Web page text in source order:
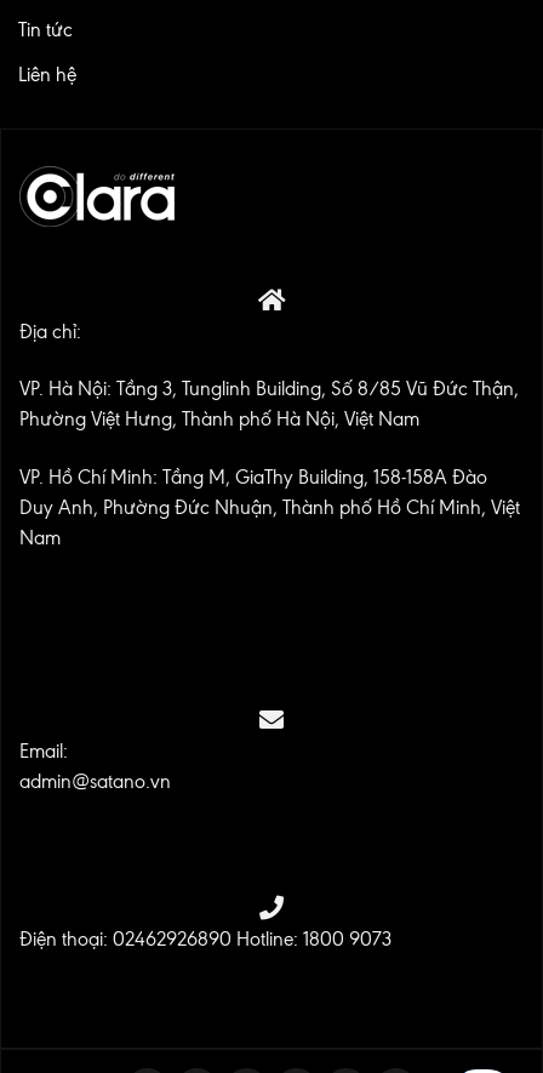
Tin tức
Liên hệ
Địa chỉ:
VP. Hà Nội: Tầng 3, Tunglinh Building, Số 8/85 Vũ Đức Thận,
Phường Việt Hưng, Thành phố Hà Nội, Việt Nam
VP. Hồ Chí Minh: Tầng M, GiaThy Building, 158-158A Đào
Duy Anh, Phường Đức Nhuận, Thành phố Hồ Chí Minh, Việt
Nam
Email:
admin@satano.vn
Điện thoại: 02462926890 Hotline: 1800 9073